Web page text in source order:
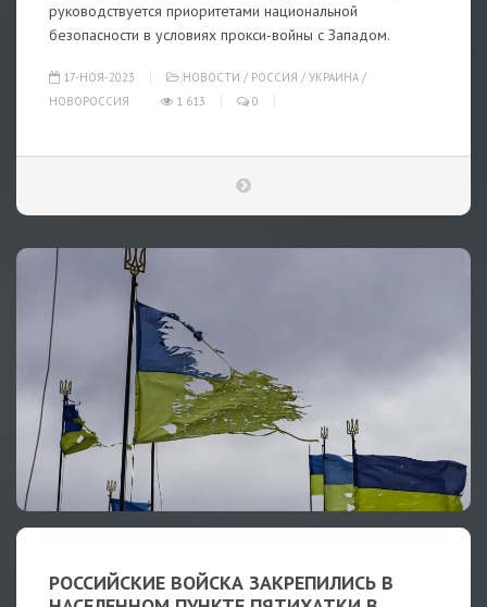
руководствуется приоритетами национальной
безопасности в условиях прокси-войны с Западом.
17-НОЯ-2023 НОВОСТИ / РОССИЯ / УКРАИНА /
НОВОРОССИЯ
1 613 0
РОССИЙСКИЕ ВОЙСКА ЗАКРЕПИЛИСЬ В